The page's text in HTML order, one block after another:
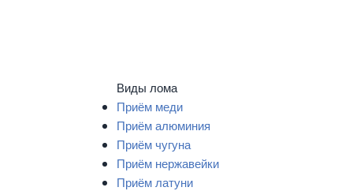
Виды лома
Приём меди
Приём алюминия
Приём чугуна
Приём нержавейки
Приём латуни